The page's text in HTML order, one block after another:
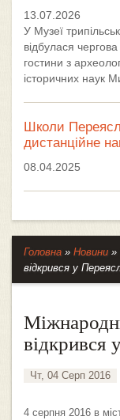
13.07.2026
У Музеї
відбулася
гостини з
історичних наук
Школи
дистанційне
08.04.2025
Головна » Новини »
відкрився у
відкрився
Чт, 04 Серп 2016
4 серпня 2016 в